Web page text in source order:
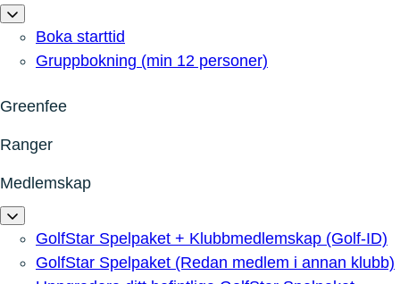
Boka starttid
Gruppbokning (min 12 personer)
Greenfee
Ranger
Medlemskap
GolfStar Spelpaket + Klubbmedlemskap (Golf-ID)
GolfStar Spelpaket (Redan medlem i annan klubb)